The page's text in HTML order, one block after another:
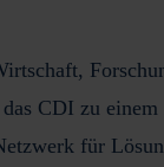
CDI zu
für